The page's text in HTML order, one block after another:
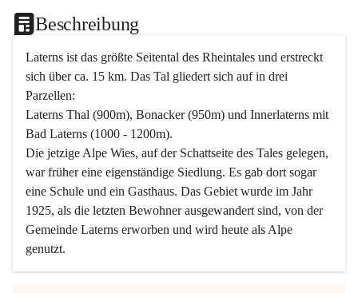
Beschreibung
Laterns ist das größte Seitental des Rheintales und erstreckt
sich über ca. 15 km. Das Tal gliedert sich auf in drei
Parzellen:
Laterns Thal (900m), Bonacker (950m) und Innerlaterns mit
Bad Laterns (1000 - 1200m).
Die jetzige Alpe Wies, auf der Schattseite des Tales gelegen,
war früher eine eigenständige Siedlung. Es gab dort sogar
eine Schule und ein Gasthaus. Das Gebiet wurde im Jahr
1925, als die letzten Bewohner ausgewandert sind, von der
Gemeinde Laterns erworben und wird heute als Alpe
genutzt.